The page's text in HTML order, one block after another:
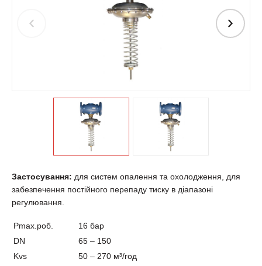
Застосування: для систем опалення та охолодження, для
забезпечення постійного перепаду тиску в діапазоні
регулювання.
Pmax.роб.
16 бар
DN
65 – 150
Kvs
50 – 270 м³/год